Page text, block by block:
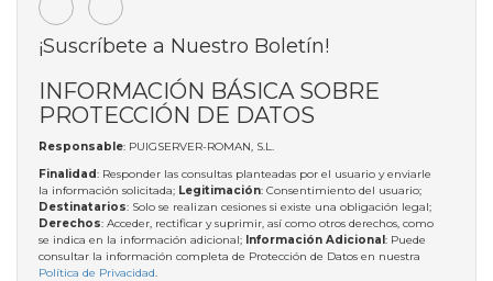
¡Suscríbete a Nuestro Boletín!
INFORMACIÓN BÁSICA SOBRE
PROTECCIÓN DE DATOS
Responsable: PUIGSERVER-ROMAN, S.L.
Finalidad: Responder las consultas planteadas por el usuario y enviarle
la información solicitada; Legitimación: Consentimiento del usuario;
Destinatarios: Solo se realizan cesiones si existe una obligación legal;
Derechos: Acceder, rectificar y suprimir, así como otros derechos, como
se indica en la información adicional; Información Adicional: Puede
consultar la información completa de Protección de Datos en nuestra
Política de Privacidad.